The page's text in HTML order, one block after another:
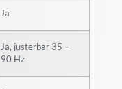
Ja
Ja, justerbar 35 –
90 Hz